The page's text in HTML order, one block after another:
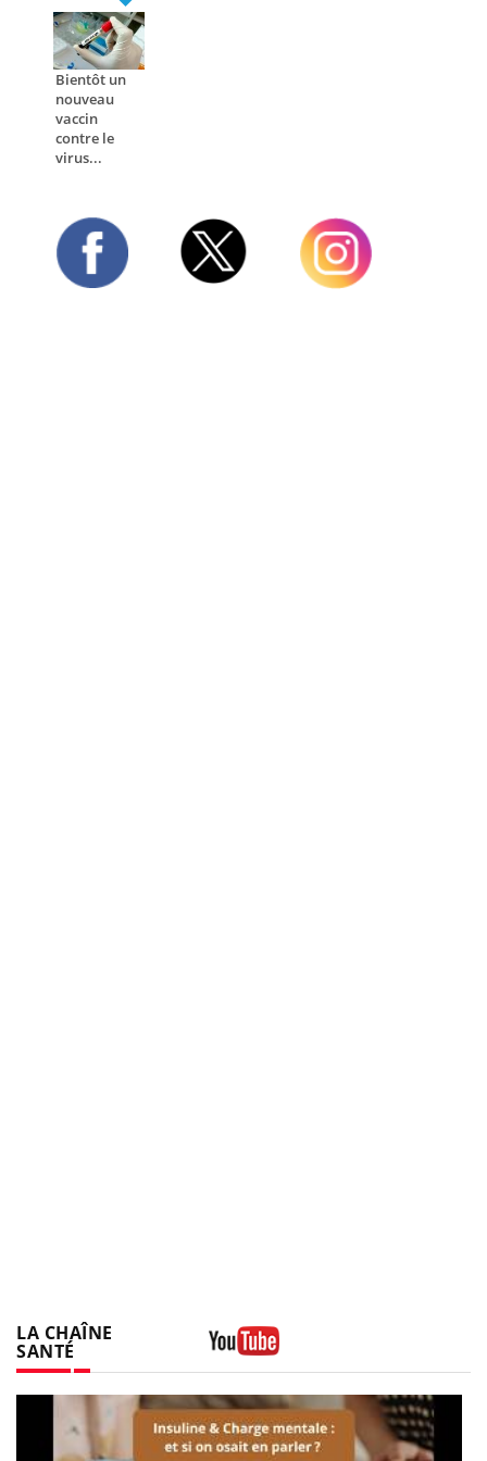
Bientôt un
nouveau
vaccin
contre le
virus...
LA CHAÎNE
SANTÉ
Youtube